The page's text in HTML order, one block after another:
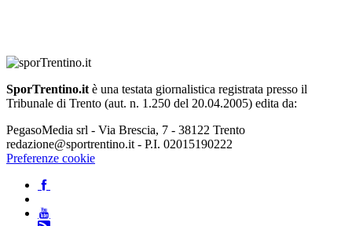
SporTrentino.it è una testata giornalistica registrata presso il
Tribunale di Trento (aut. n. 1.250 del 20.04.2005) edita da:
PegasoMedia srl - Via Brescia, 7 - 38122 Trento
redazione@sportrentino.it - P.I. 02015190222
Preferenze cookie